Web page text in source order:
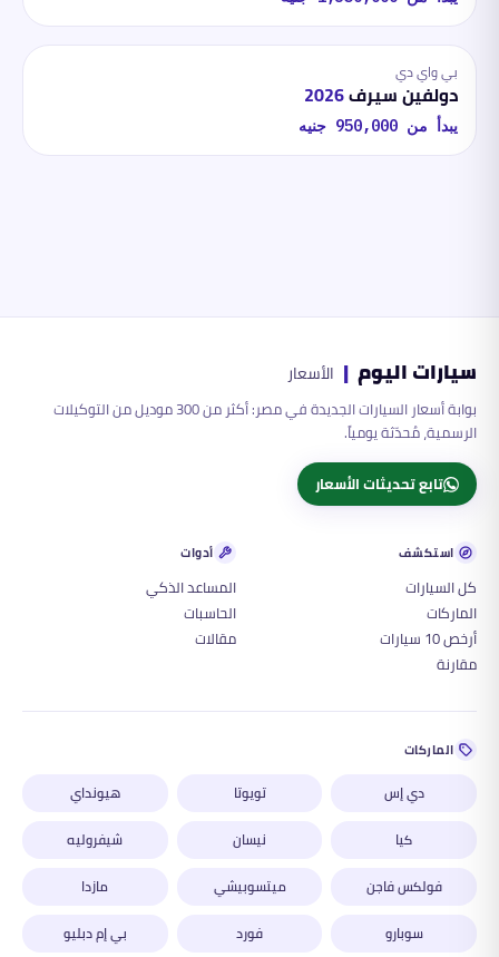
بي واي دي
دولفين سيرف2026
يبدأ من 950,000 جنيه
سيارات اليوم | الأسعار
بوابة أسعار السيارات الجديدة في مصر: أكثر من 300 موديل من التوكيلات
الرسمية، مُحدّثة يومياً.
تابع تحديثات الأسعار
استكشف
كل السيارات
الماركات
أرخص 10 سيارات
مقارنة
أدوات
المساعد الذكي
الحاسبات
مقالات
الماركات
دي إس تويوتا
هيونداي
كيا
نيسان
شيفروليه
فولكس فاجن
ميتسوبيشي
مازدا
سوبارو
فورد بي إم دبليو